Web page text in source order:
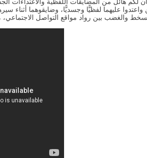
واعتدوا عليهما لفظيًّا وجسديًّا، وضايقوهما أثناء
والغضب بين رواد مواقع التواصل الاجتماعي،